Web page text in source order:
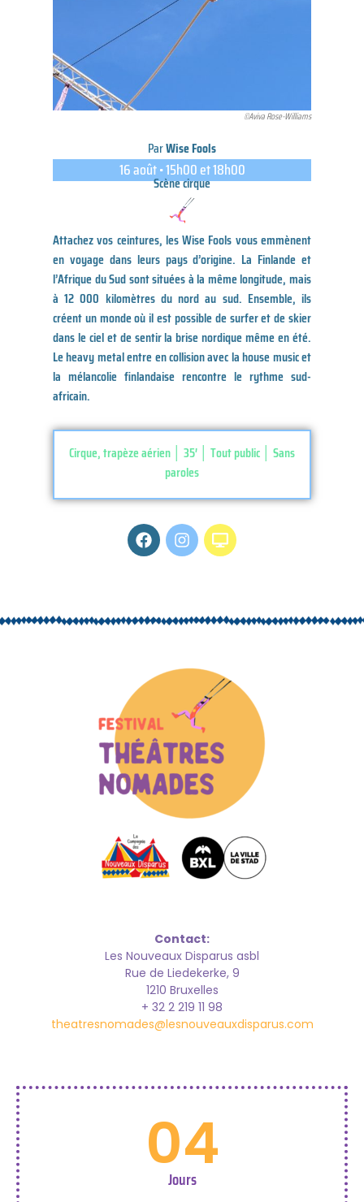
©Aviva Rose-Williams
ParWise Fools
16 août • 15h00 et 18h00
Scène cirque
Attachez vos ceintures, les Wise Fools vous emmènent
en voyage dans leurs pays d’origine. La Finlande et
l’Afrique du Sud sont situées à la même longitude, mais
à 12 000 kilomètres du nord au sud. Ensemble, ils
créent un monde où il est possible de surfer et de skier
dans le ciel et de sentir la brise nordique même en été.
Le heavy metal entre en collision avec la house music et
la mélancolie finlandaise rencontre le rythme sud-
africain.
Cirque, trapèze aérien │ 35′ │ Tout public │ Sans
paroles
Contact:
Les Nouveaux Disparus asbl
Rue de Liedekerke, 9
1210 Bruxelles
+ 32 2 219 11 98
theatresnomades@lesnouveauxdisparus.com
04
Jours